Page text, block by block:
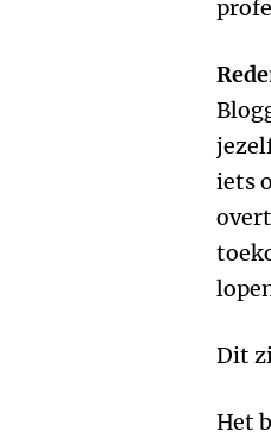
iets
Dit
Het